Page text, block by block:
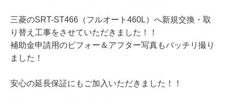
三菱のSRT-ST466（フルオート460L）へ新規交換・取
り替え工事をさせていただきました！！
補助金申請用のビフォー＆アフター写真もバッチリ撮り
ました！
安心の延長保証にもご加入いただきました！！